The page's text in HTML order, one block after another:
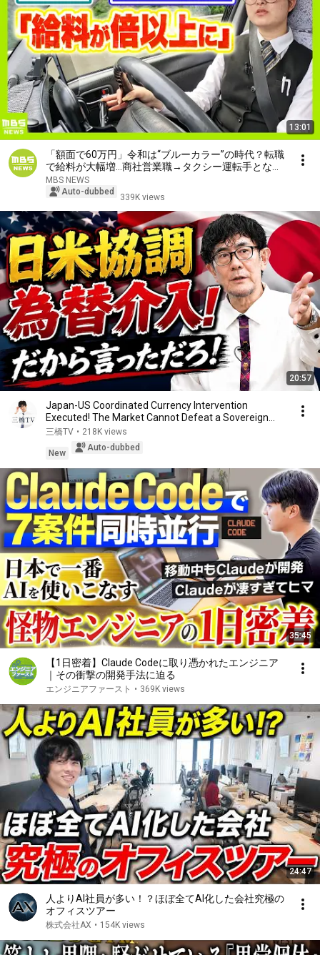
13:01
「額面で60万円」令和は“ブルーカラー”の時代？転職
で給料が大幅増…商社営業職→タクシー運転手となっ
た27歳女性「やったらやった分だけ欲しい」AI進化
で脚光浴びる（2026年7月21日）
MBS NEWS
Auto-dubbed
339K views
20:57
Japan-US Coordinated Currency Intervention
Executed! The Market Cannot Defeat a Sovereign
Currenc...
三橋TV • 218K views
New
Auto-dubbed
35:45
【1日密着】Claude Codeに取り憑かれたエンジニア
｜その衝撃の開発手法に迫る
エンジニアファースト • 369K views
24:47
人よりAI社員が多い！？ほぼ全てAI化した会社究極の
オフィスツアー
株式会社AX • 154K views